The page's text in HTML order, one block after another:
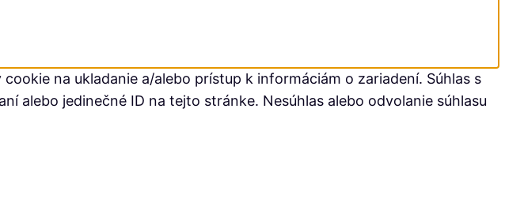
na ukladanie a/alebo prístup k informáciám o zariadení. Súhlas s
alebo jedinečné ID na tejto stránke. Nesúhlas alebo odvolanie súhlasu